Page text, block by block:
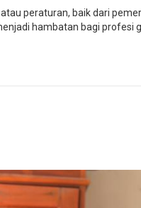
peraturan, baik dari
hambatan bagi profesi